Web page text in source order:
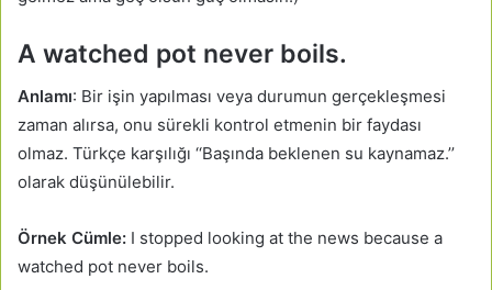
A watched pot never boils.
Anlamı: Bir işin yapılması veya durumun gerçekleşmesi
zaman alırsa, onu sürekli kontrol etmenin bir faydası
olmaz. Türkçe karşılığı ‘‘Başında beklenen su kaynamaz.’’
olarak düşünülebilir.
Örnek Cümle: I stopped looking at the news because a
watched pot never boils.